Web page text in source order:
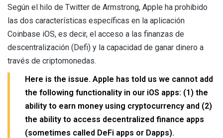
Según el hilo de Twitter de Armstrong, Apple ha prohibido
las dos características específicas en la aplicación
Coinbase iOS, es decir, el acceso a las finanzas de
descentralización (Defi) y la capacidad de ganar dinero a
través de criptomonedas.
Here is the issue. Apple has told us we cannot add
the following functionality in our iOS apps: (1) the
ability to earn money using cryptocurrency and (2)
the ability to access decentralized finance apps
(sometimes called DeFi apps or Dapps).